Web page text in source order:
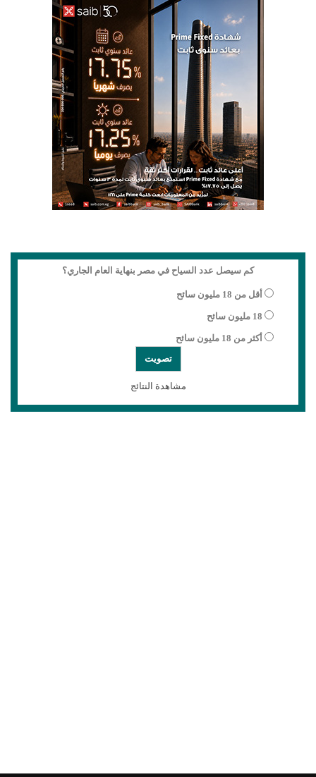
كم سيصل عدد السياح في مصر بنهاية العام الجاري؟
أقل من 18 مليون سائح
18 مليون سائح
أكثر من 18 مليون سائح
مشاهدة النتائج